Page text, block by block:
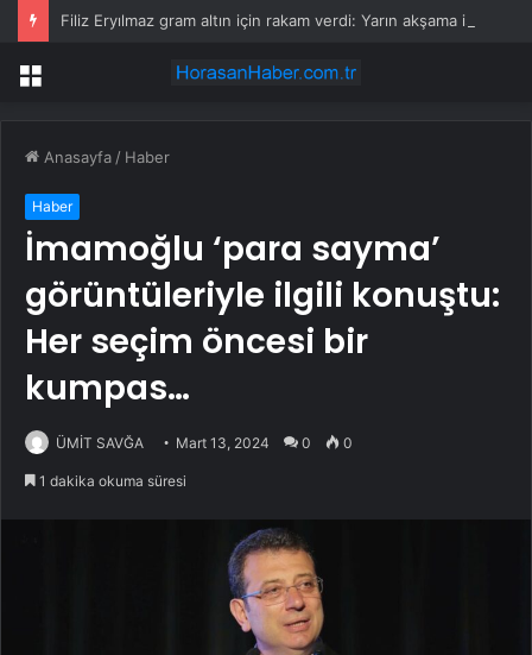
Menü
Anasayfa / Haber
Haber
İmamoğlu ‘para sayma’
görüntüleriyle ilgili konuştu:
Her seçim öncesi bir
kumpas…
ÜMİT SAVĞA Mart 13, 2024 0 0
1 dakika okuma süresi